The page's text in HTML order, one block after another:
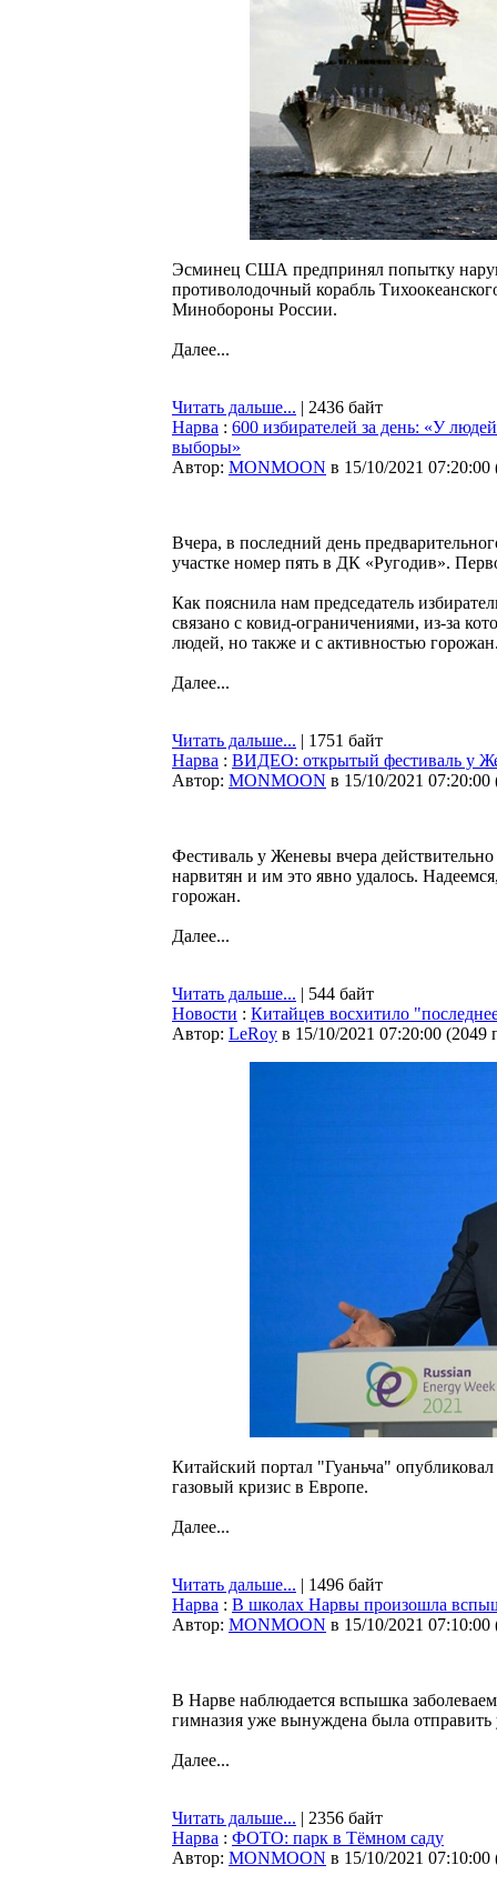
Эсминец США предпринял попытку
противолодочный корабль
Минобороны России.
Далее...
Читать дальше... | 2436 байт
Нарва : 600 избирателей за день: «У
выборы»
Автор: MONMOON в 15/10/2021 07:20:00
Вчера, в последний день
участке номер пять в ДК «Ругодив».
Как пояснила нам председатель
связано с ковид-ограничениями, из-за
людей, но также и с активностью
Далее...
Читать дальше... | 1751 байт
Нарва : ВИДЕО: открытый фестиваль у
Автор: MONMOON в 15/10/2021 07:20:00
Фестиваль у Женевы вчера
нарвитян и им это явно удалось.
горожан.
Далее...
Читать дальше... | 544 байт
Новости : Китайцев восхитило
Автор: LeRoy в 15/10/2021 07:20:00 (2049
Китайский портал "Гуаньча"
газовый кризис в Европе.
Далее...
Читать дальше... | 1496 байт
Нарва : В школах Нарвы произошла
Автор: MONMOON в 15/10/2021 07:10:00
В Нарве наблюдается вспышка
гимназия уже вынуждена была
Далее...
Читать дальше... | 2356 байт
Нарва : ФОТО: парк в Тёмном саду
Автор: MONMOON в 15/10/2021 07:10:00